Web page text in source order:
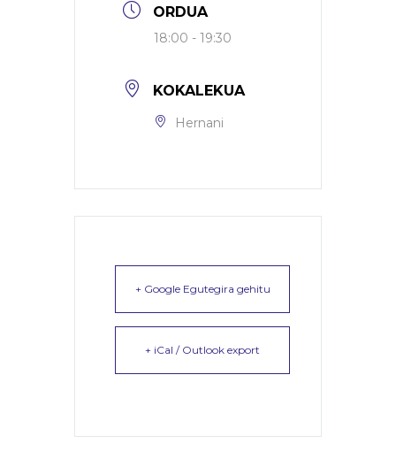
ORDUA
18:00 - 19:30
KOKALEKUA
Hernani
+ Google Egutegira gehitu
+ iCal / Outlook export